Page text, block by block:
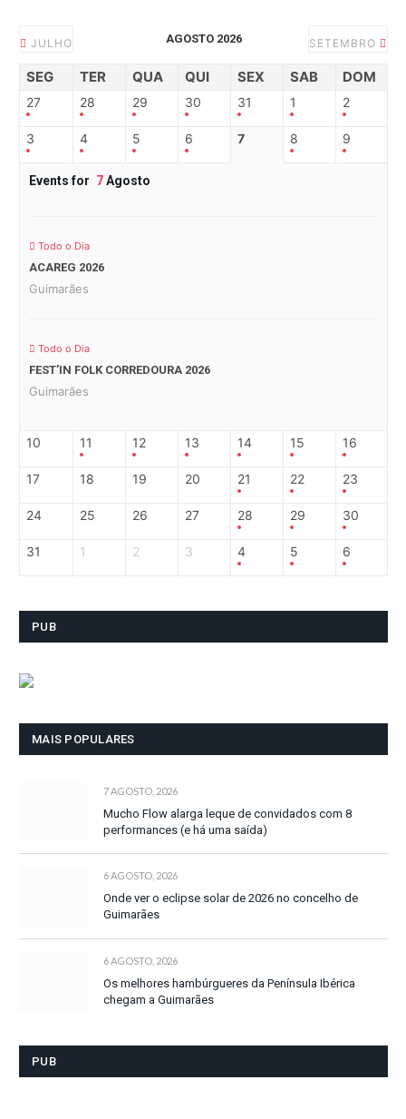
JULHO AGOSTO 2026 SETEMBRO
SEG TER QUA QUI SEX SAB DOM
27 28 29 30 31 1 2
3 4 5 6 7 8 9
Events for 7Agosto
Todo o Dia
ACAREG 2026
Guimarães
Todo o Dia
FEST’IN FOLK CORREDOURA 2026
Guimarães
10 11 12 13 14 15 16
17 18 19 20 21 22 23
24 25 26 27 28 29 30
31 1 2 3 4 5 6
PUB
MAIS POPULARES
7 AGOSTO, 2026
Mucho Flow alarga leque de convidados com 8
performances (e há uma saída)
6 AGOSTO, 2026
Onde ver o eclipse solar de 2026 no concelho de
Guimarães
6 AGOSTO, 2026
Os melhores hambúrgueres da Península Ibérica
chegam a Guimarães
PUB